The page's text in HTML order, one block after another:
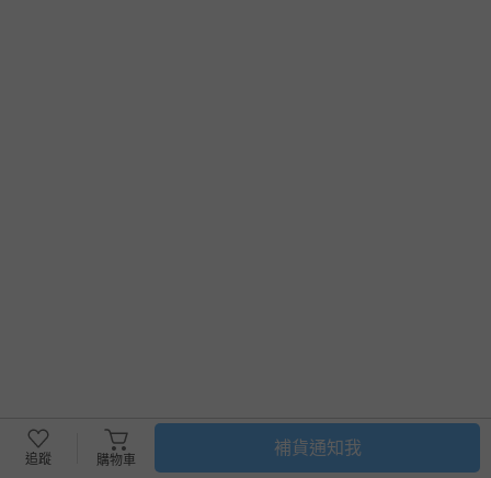
追蹤 購物車
補貨通知我